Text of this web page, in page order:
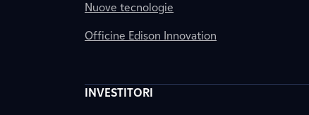
Nuove tecnologie
Officine Edison Innovation
INVESTITORI